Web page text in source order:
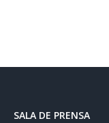
SALA DE PRENSA